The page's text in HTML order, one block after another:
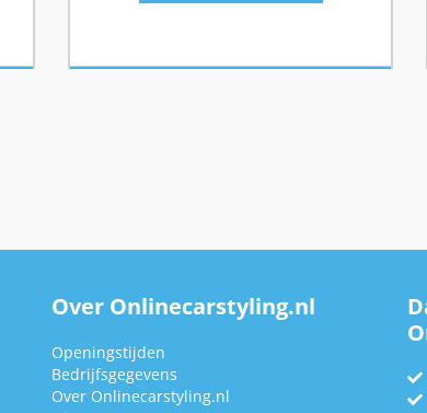
Over Onlinecarstyling.nl
Openingstijden
Bedrijfsgegevens
Over Onlinecarstyling.nl